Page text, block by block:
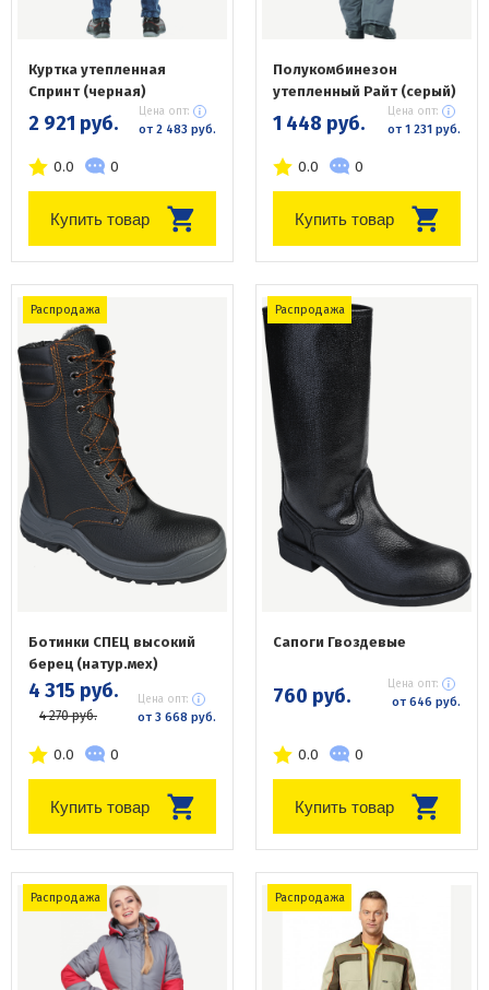
Куртка утепленная
Спринт (черная)
2 921 руб. Цена опт:
от 2 483 руб.
0.0 0
Купить товар
Полукомбинезон
утепленный Райт (серый)
1 448 руб. Цена опт:
от 1 231 руб.
0.0 0
Купить товар
Распродажа
Ботинки СПЕЦ высокий
берец (натур.мех)
4 315 руб.
4 270 руб.
Цена опт:
от 3 668 руб.
0.0 0
Купить товар
Распродажа
Сапоги Гвоздевые
760 руб. Цена опт:
от 646 руб.
0.0 0
Купить товар
Распродажа Распродажа